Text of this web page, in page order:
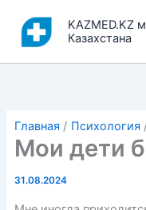
содержимому
KAZMED.KZ
Казахстана
Главная Психология
Мои дети
31.08.2024